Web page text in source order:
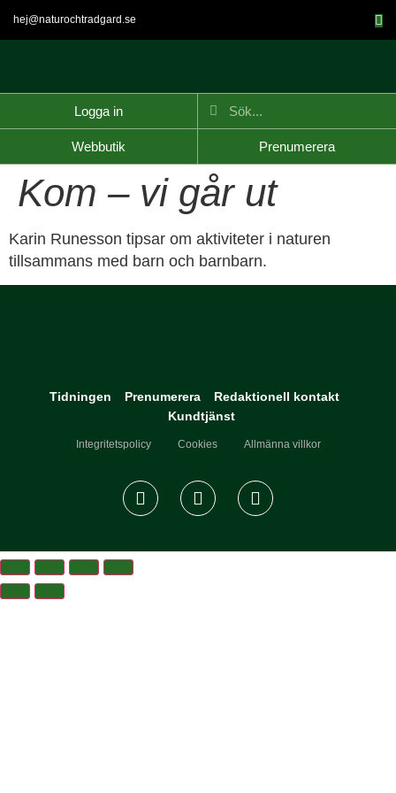
hej@naturochtradgard.se
Logga in
Webbutik Prenumerera
Kom – vi går ut
Karin Runesson tipsar om aktiviteter i naturen
tillsammans med barn och barnbarn.
Tidningen Prenumerera
Redaktionell kontakt
Kundtjänst
Integritetspolicy Cookies Allmänna villkor